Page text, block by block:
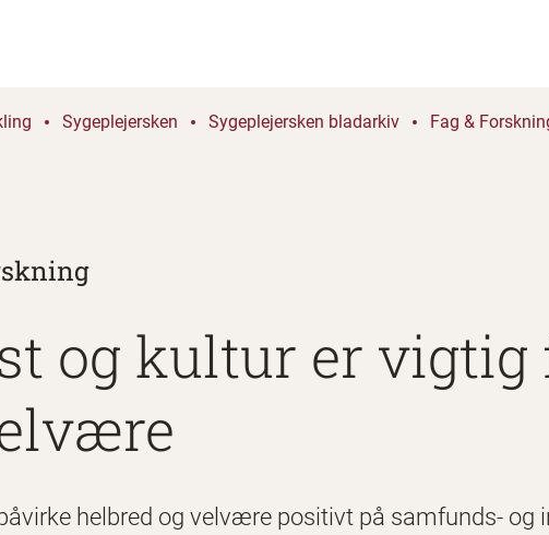
Sygeplejersken Sygeplejersken bladarkiv Fag &
og kultur er vigtig
helbred og velvære positivt på samfunds- og